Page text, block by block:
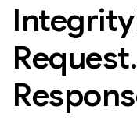
Integrity
Request.